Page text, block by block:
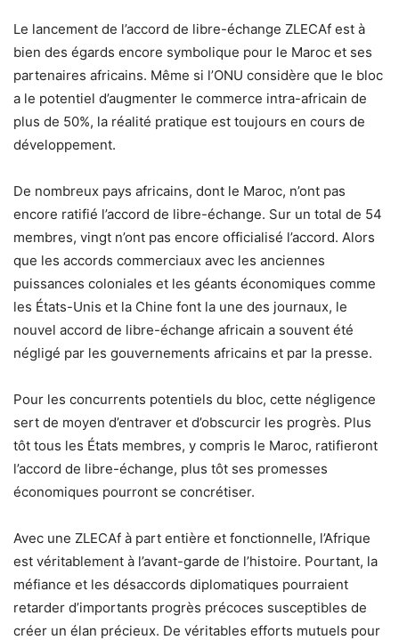
Le lancement de l’accord de libre-échange ZLECAf est à
bien des égards encore symbolique pour le Maroc et ses
partenaires africains. Même si l’ONU considère que le bloc
a le potentiel d’augmenter le commerce intra-africain de
plus de 50%, la réalité pratique est toujours en cours de
développement.
De nombreux pays africains, dont le Maroc, n’ont pas
encore ratifié l’accord de libre-échange. Sur un total de 54
membres, vingt n’ont pas encore officialisé l’accord. Alors
que les accords commerciaux avec les anciennes
puissances coloniales et les géants économiques comme
les États-Unis et la Chine font la une des journaux, le
nouvel accord de libre-échange africain a souvent été
négligé par les gouvernements africains et par la presse.
Pour les concurrents potentiels du bloc, cette négligence
sert de moyen d’entraver et d’obscurcir les progrès. Plus
tôt tous les États membres, y compris le Maroc, ratifieront
l’accord de libre-échange, plus tôt ses promesses
économiques pourront se concrétiser.
Avec une ZLECAf à part entière et fonctionnelle, l’Afrique
est véritablement à l’avant-garde de l’histoire. Pourtant, la
méfiance et les désaccords diplomatiques pourraient
retarder d’importants progrès précoces susceptibles de
créer un élan précieux. De véritables efforts mutuels pour